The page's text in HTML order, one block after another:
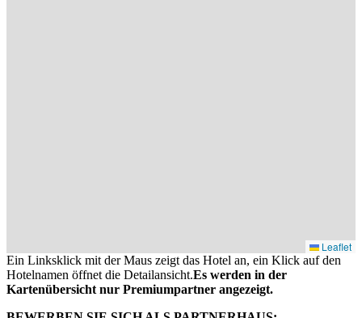
Leaflet
Ein Linksklick mit der Maus zeigt das Hotel an, ein Klick auf den
Hotelnamen öffnet die Detailansicht.Es werden in der
Kartenübersicht nur Premiumpartner angezeigt.